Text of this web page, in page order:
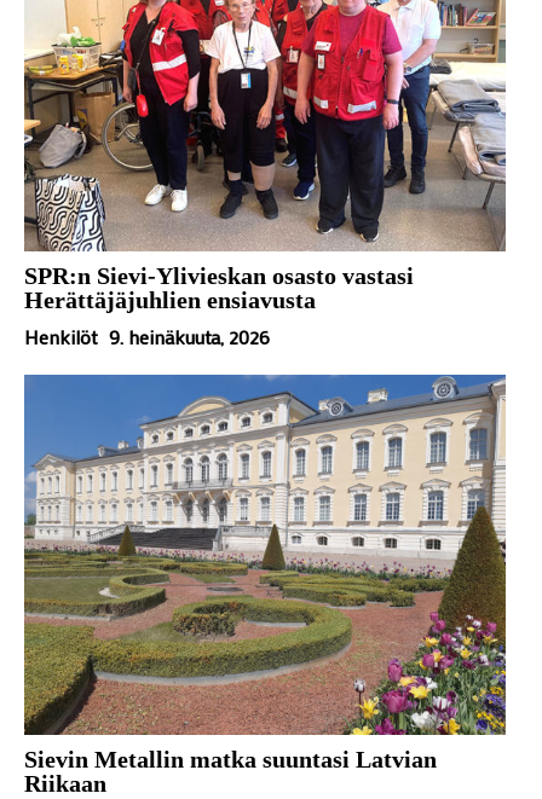
SPR:n Sievi-Ylivieskan osasto vastasi
Herättäjäjuhlien ensiavusta
Henkilöt 9. heinäkuuta, 2026
Sievin Metallin matka suuntasi Latvian
Riikaan